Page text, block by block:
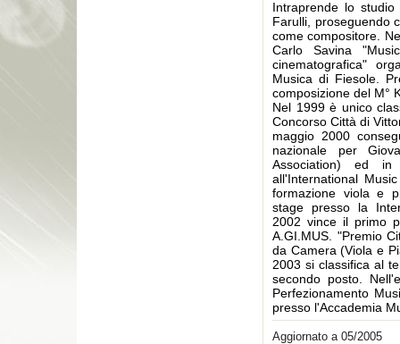
Intraprende lo
Farulli, proseguendo
come compositore.
Carlo Savina
cinematografica"
Musica di Fiesole.
composizione del M°
Nel 1999 è unico
Concorso Città di
maggio 2000
nazionale per
Association) ed
all'International
formazione viola e
stage presso la
2002 vince il primo
A.GI.MUS. "Premio
da Camera (Viola e
2003 si classifica al
secondo posto.
Perfezionamento
presso l'Accademia
Aggiornato a 05/2005